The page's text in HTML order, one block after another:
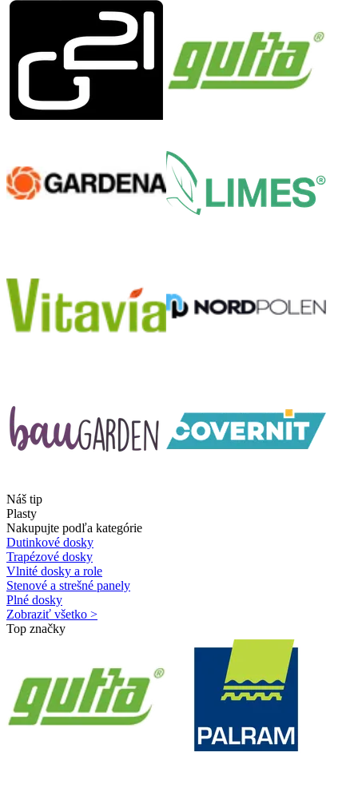
Náš tip
Plasty
Nakupujte podľa kategórie
Dutinkové dosky
Trapézové dosky
Vlnité dosky a role
Stenové a strešné panely
Plné dosky
Zobraziť všetko >
Top značky